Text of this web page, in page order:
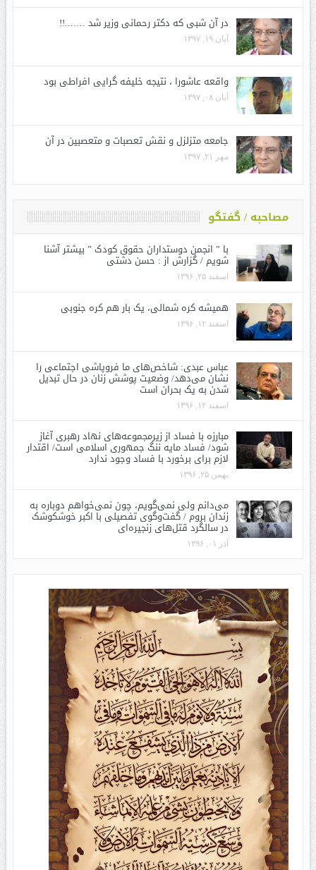
در آن شبی که دکتر رحمانی وزیر شد …….!!
آبان ۱۹, ۱۳۹۷
واقعه عاشورا ، نتیجه خلیفه گرایی افراطی بود
آبان ۰۸, ۱۳۹۷
جامعه متزلزل و نقش تعصبات و متعصبین در آن
مهر ۲۱, ۱۳۹۷
مصاحبه / گفتگو
با ” انجمن دوستداران حقوق کودک ” بیشتر آشنا
شویم / گزارش از : حسن دشتی
اسفند ۲۵, ۱۳۹۶
همیشه کره شمالی، یک بار هم کره جنوبی
اسفند ۱۲, ۱۳۹۶
عباس عبدی: شاخص‌های ما فروپاشی اجتماعی را
نشان می‌دهد/ وضعیت پوشش زنان در حال تبدیل
شدن به یک بحران است
اسفند ۱۲, ۱۳۹۶
مبارزه با فساد از زیرمجموعه‌های نهاد رهبری آغاز
شود/ فساد مایه ننگ جمهوری اسلامی است/ اقتدار
لازم برای برخورد با فساد وجود ندارد
بهمن ۲۵, ۱۳۹۶
می‌دانم ولی نمی‌گویم، چون نمی‌خواهم دوباره به
زندان بروم / گفت‌وگوی تفصیلی با اکبر خوشکوشک
در سالگرد قتل‌های زنجیره‌ای
آذر ۰۱, ۱۳۹۶